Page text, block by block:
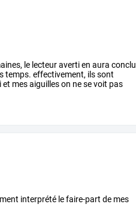
le lecteuravertien aura conclu
temps. effectivement, ilssont
et mesaiguilleson nesevoit pas
interprété le faire-part de mes